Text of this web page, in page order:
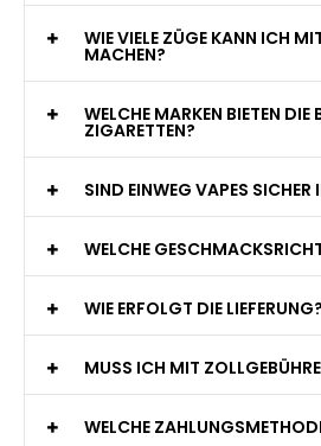
WIE VIELE ZÜGE KANN ICH
MACHEN?
WELCHE MARKEN BIETEN DIE
ZIGARETTEN?
SIND EINWEG VAPES
WELCHE
WIE ERFOLGT DIE LIEFERUNG?
MUSS ICH MIT
WELCHE